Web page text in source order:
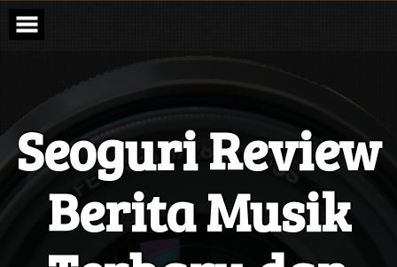
Skip
content
Seoguri Review
Berita Musik